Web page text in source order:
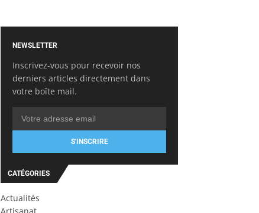
NEWSLETTER
Inscrivez-vous pour recevoir nos
derniers articles directement dans
votre boîte mail.
S'INSCRIRE
CATÉGORIES
Actualités